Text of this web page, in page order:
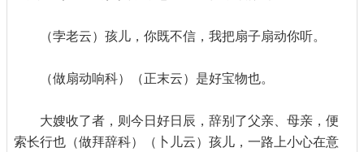
（孛老云）孩儿，你既不信，我把扇子扇动你听。
（做扇动响科）（正末云）是好宝物也。
大嫂收了者，则今日好日辰，辞别了父亲、母亲，便
索长行也（做拜辞科）（卜儿云）孩儿，一路上小心在意